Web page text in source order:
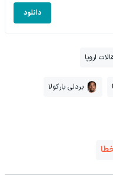
دانلود
اروپا
بردلی بارکولا